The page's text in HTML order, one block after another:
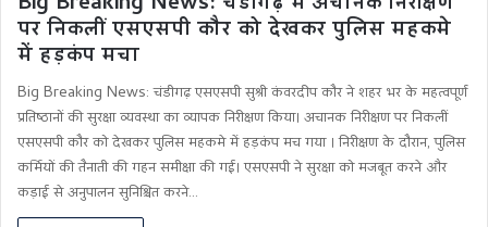
पर निकलीं एसएसपी कौर को देखकर पुलिस महकमे
में हड़कंप मचा
Big Breaking News: चंडीगढ़ एसएसपी सुश्री कंवरदीप कौर ने शहर भर के महत्वपूर्ण
प्रतिष्ठानों की सुरक्षा व्यवस्था का व्यापक निरीक्षण किया। अचानक निरीक्षण पर निकलीं
एसएसपी कौर को देखकर पुलिस महकमे में हड़कंप मच गया । निरीक्षण के दौरान, पुलिस
कर्मियों की तैनाती की गहन समीक्षा की गई। एसएसपी ने सुरक्षा को मजबूत करने और
कड़ाई से अनुपालन सुनिश्चित करने…